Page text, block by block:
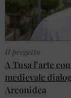
Il progetto
A Tusa l’arte
medievale
Arconidea